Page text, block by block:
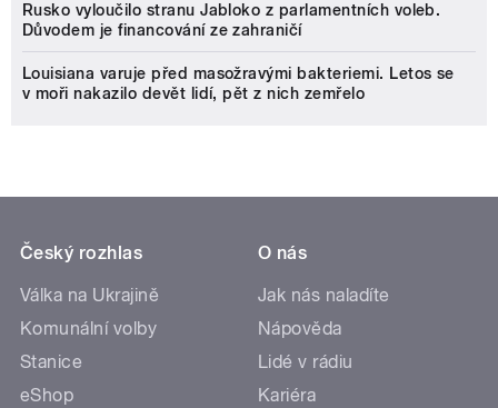
Rusko vyloučilo stranu Jabloko z parlamentních voleb.
Důvodem je financování ze zahraničí
Louisiana varuje před masožravými bakteriemi. Letos se
v moři nakazilo devět lidí, pět z nich zemřelo
Český rozhlas
Válka na Ukrajině
Komunální volby
Stanice
eShop
O nás
Jak nás naladíte
Nápověda
Lidé v rádiu
Kariéra